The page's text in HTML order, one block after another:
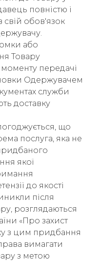
повністю і
обов'язок
або
Товару
передачі
Одержувачем
служби
доставку
що
послуга, яка не
якої
до якості
після
розглядаються
«Про захист
з цим придбання
вимагати
з метою